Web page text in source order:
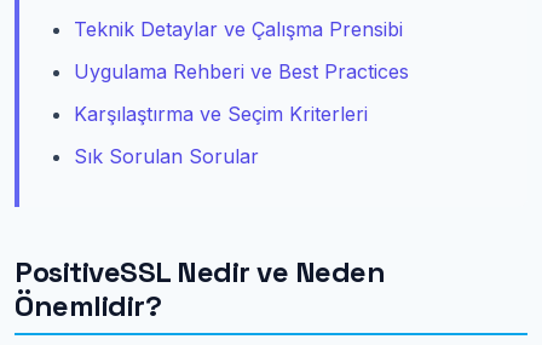
Teknik Detaylar ve Çalışma Prensibi
Uygulama Rehberi ve Best Practices
Karşılaştırma ve Seçim Kriterleri
Sık Sorulan Sorular
PositiveSSL Nedir ve Neden
Önemlidir?